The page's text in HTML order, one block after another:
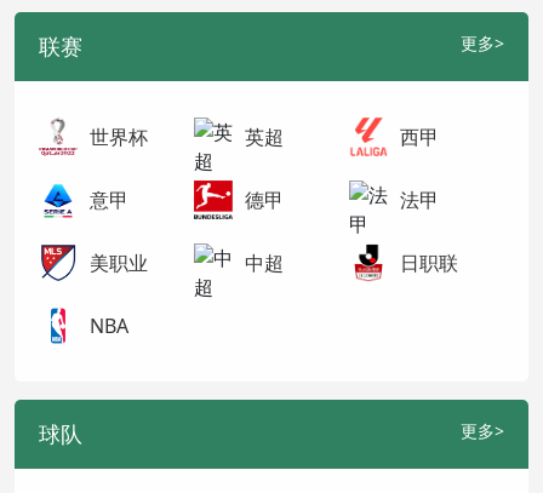
联赛 更多>
世界杯 英超 西甲
意甲 德甲 法甲
美职业 中超 日职联
NBA
球队 更多>